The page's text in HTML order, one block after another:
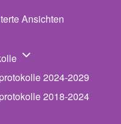
Ansichten
Unternavigation von
2024-2029
2018-2024